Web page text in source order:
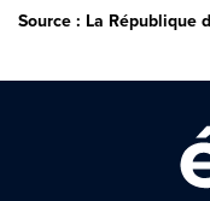
Source : La